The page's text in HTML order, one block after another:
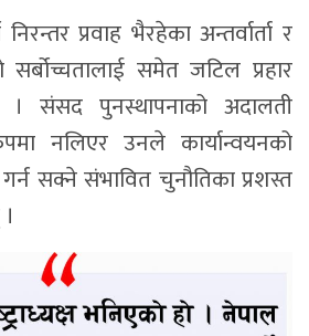
प्रवाह भैरहेका अन्तर्वार्ता र
समेत जटिल प्रहार
संसद पुनस्थापनाको अदालती
नलिएर उनले कार्यान्वयनको
सक्ने संभावित चुनौतिका प्रशस्त